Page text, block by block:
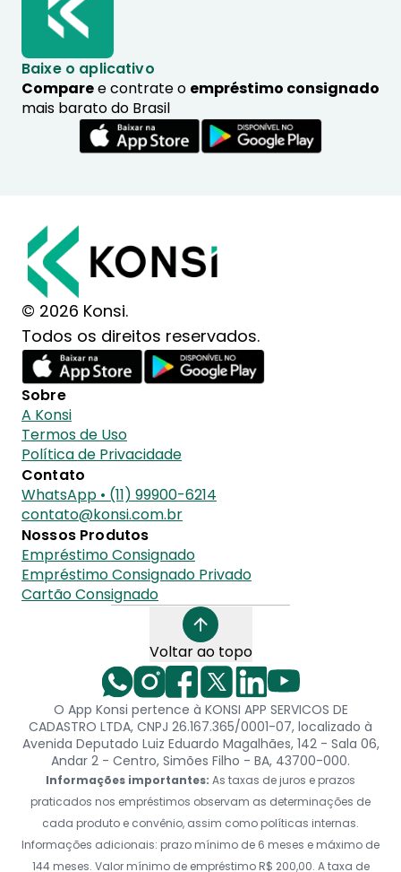
Baixe o aplicativo
Comparee contrate o empréstimo consignado
mais barato do Brasil
© 2026 Konsi.
Todos os direitos reservados.
Sobre
A Konsi
Termos de Uso
Política de Privacidade
Contato
WhatsApp • (11) 99900-6214
contato@konsi.com.br
Nossos Produtos
Empréstimo Consignado
Empréstimo Consignado Privado
Cartão Consignado
Voltar ao topo
O App Konsi pertence à KONSI APP SERVICOS DE
CADASTRO LTDA, CNPJ 26.167.365/0001-07, localizado à
Avenida Deputado Luiz Eduardo Magalhães, 142 - Sala 06,
Andar 2 - Centro, Simões Filho - BA, 43700-000.
Informações importantes: As taxas de juros e prazos
praticados nos empréstimos observam as determinações de
cada produto e convênio, assim como políticas internas.
Informações adicionais: prazo mínimo de 6 meses e máximo de
144 meses. Valor mínimo de empréstimo R$ 200,00. A taxa de